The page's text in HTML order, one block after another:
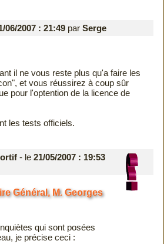
06/2007 : 21:49par Serge
il ne vous reste plus qu'a faire les
et vous réussirez à coup sûr
pour l'optention de la licence de
les tests officiels.
- le 21/05/2007 : 19:53
Général, M. Georges
qui sont posées
je précise ceci :